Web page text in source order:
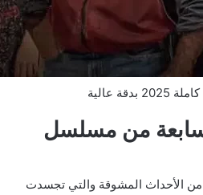
من مسلسل
من الأحداث المشوقة والتي تجسدت